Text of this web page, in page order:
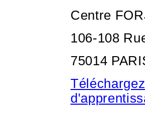
Centre
106-108
75014